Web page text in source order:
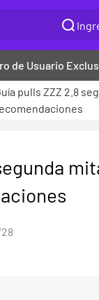
de Usuario
pulls ZZZ 2.8